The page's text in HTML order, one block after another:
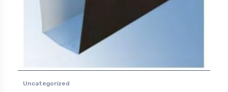
Uncategorized